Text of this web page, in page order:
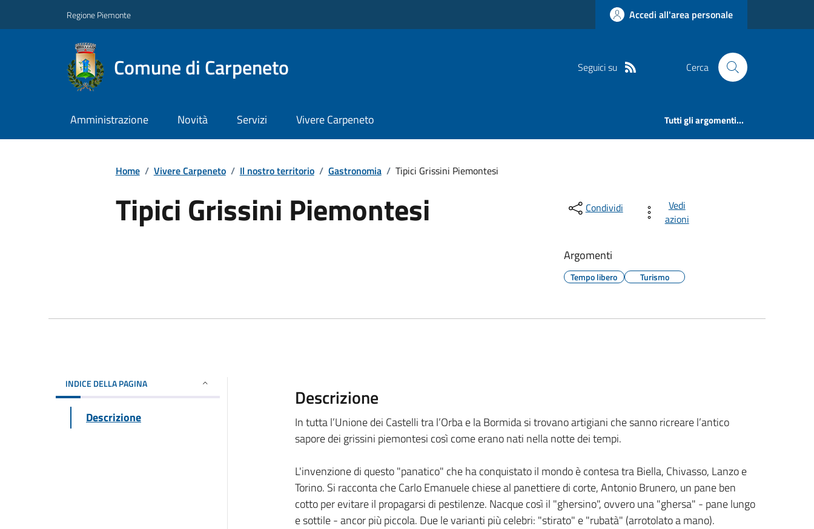
Regione Piemonte Accedi all'area personale
Comune di Carpeneto Seguici su Cerca
Amministrazione Novità Servizi Vivere Carpeneto Tutti gli argomenti...
Home / Vivere Carpeneto / Il nostro territorio / Gastronomia / Tipici Grissini Piemontesi
Tipici Grissini Piemontesi Condividi
Vedi
azioni
Argomenti
Tempo libero Turismo
INDICE DELLA PAGINA
Descrizione
Descrizione
In tutta l’Unione dei Castelli tra l’Orba e la Bormida si trovano artigiani che sanno ricreare l’antico
sapore dei grissini piemontesi così come erano nati nella notte dei tempi.
L'invenzione di questo "panatico" che ha conquistato il mondo è contesa tra Biella, Chivasso, Lanzo e
Torino. Si racconta che Carlo Emanuele chiese al panettiere di corte, Antonio Brunero, un pane ben
cotto per evitare il propagarsi di pestilenze. Nacque così il "ghersino", ovvero una "ghersa" - pane lungo
e sottile - ancor più piccola. Due le varianti più celebri: "stirato" e "rubatà" (arrotolato a mano).